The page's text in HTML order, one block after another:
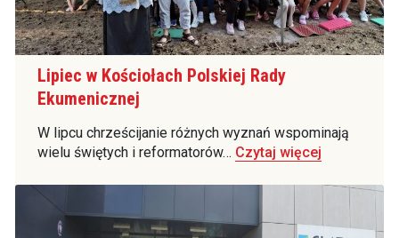
Lipiec w Kościołach Polskiej Rady
Ekumenicznej
W lipcu chrześcijanie różnych wyznań wspominają
wielu świętych i reformatorów… Czytaj więcej